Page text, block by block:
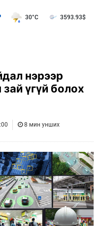
30°C 3593.93$
нэрээр
үгүй болох
8 мин унших